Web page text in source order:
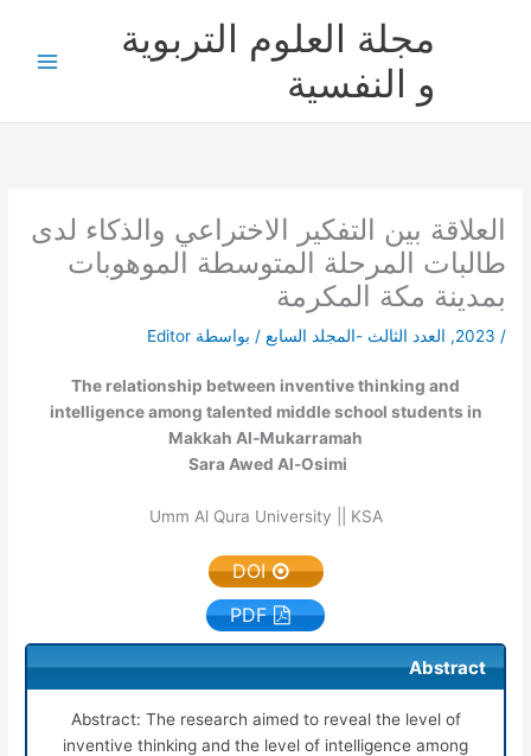
مجلة العلوم التربوية
و النفسية
العلاقة بين التفكير الاختراعي والذكاء لدى
طالبات المرحلة المتوسطة الموهوبات
بمدينة مكة المكرمة
/
2023
, العدد الثالث -المجلد السابع / بواسطة Editor
The relationship between inventive thinking and
intelligence among talented middle school students in
Makkah Al-Mukarramah
Sara Awed Al-Osimi
Umm Al Qura University || KSA
DOI
PDF
Abstract
Abstract: The research aimed to reveal the level of
inventive thinking and the level of intelligence among